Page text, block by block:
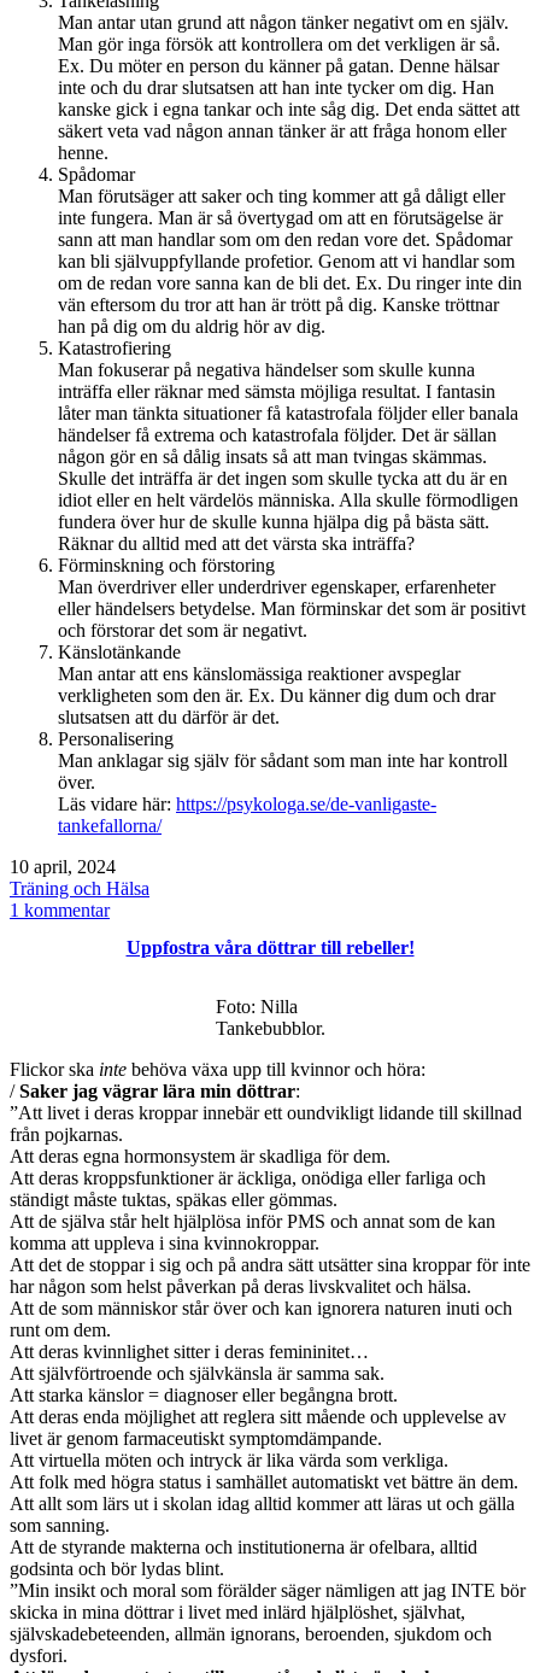
Man antar utan grund att någon tänker negativt om en själv.
Man gör inga försök att kontrollera om det verkligen är så.
Ex. Du möter en person du känner på gatan. Denne hälsar
inte och du drar slutsatsen att han inte tycker om dig. Han
kanske gick i egna tankar och inte såg dig. Det enda sättet att
säkert veta vad någon annan tänker är att fråga honom eller
henne.
Spådomar
Man förutsäger att saker och ting kommer att gå dåligt eller
inte fungera. Man är så övertygad om att en förutsägelse är
sann att man handlar som om den redan vore det. Spådomar
kan bli självuppfyllande profetior. Genom att vi handlar som
om de redan vore sanna kan de bli det. Ex. Du ringer inte din
vän eftersom du tror att han är trött på dig. Kanske tröttnar
han på dig om du aldrig hör av dig.
Katastrofiering
Man fokuserar på negativa händelser som skulle kunna
inträffa eller räknar med sämsta möjliga resultat. I fantasin
låter man tänkta situationer få katastrofala följder eller banala
händelser få extrema och katastrofala följder. Det är sällan
någon gör en så dålig insats så att man tvingas skämmas.
Skulle det inträffa är det ingen som skulle tycka att du är en
idiot eller en helt värdelös människa. Alla skulle förmodligen
fundera över hur de skulle kunna hjälpa dig på bästa sätt.
Räknar du alltid med att det värsta ska inträffa?
Förminskning och förstoring
Man överdriver eller underdriver egenskaper, erfarenheter
eller händelsers betydelse. Man förminskar det som är positivt
och förstorar det som är negativt.
Känslotänkande
Man antar att ens känslomässiga reaktioner avspeglar
verkligheten som den är. Ex. Du känner dig dum och drar
slutsatsen att du därför är det.
Personalisering
Man anklagar sig själv för sådant som man inte har kontroll
över.
Läs vidare här: https://psykologa.se/de-vanligaste-
tankefallorna/
Publicerat
den
10 april, 2024
Kategoriserat
som
Träning och Hälsa
1 kommentartill
Uppfostra våra döttrar till rebeller!
Foto: Nilla
Tankebubblor.
Flickor ska inte behöva växa upp till kvinnor och höra:
/Saker jag vägrar lära min döttrar:
”Att livet i deras kroppar innebär ett oundvikligt lidande till skillnad
från pojkarnas.
Att deras egna hormonsystem är skadliga för dem.
Att deras kroppsfunktioner är äckliga, onödiga eller farliga och
ständigt måste tuktas, späkas eller gömmas.
Att de själva står helt hjälplösa inför PMS och annat som de kan
komma att uppleva i sina kvinnokroppar.
Att det de stoppar i sig och på andra sätt utsätter sina kroppar för inte
har någon som helst påverkan på deras livskvalitet och hälsa.
Att de som människor står över och kan ignorera naturen inuti och
runt om dem.
Att deras kvinnlighet sitter i deras femininitet…
Att självförtroende och självkänsla är samma sak.
Att starka känslor = diagnoser eller begångna brott.
Att deras enda möjlighet att reglera sitt mående och upplevelse av
livet är genom farmaceutiskt symptomdämpande.
Att virtuella möten och intryck är lika värda som verkliga.
Att folk med högra status i samhället automatiskt vet bättre än dem.
Att allt som lärs ut i skolan idag alltid kommer att läras ut och gälla
som sanning.
Att de styrande makterna och institutionerna är ofelbara, alltid
godsinta och bör lydas blint.
”Min insikt och moral som förälder säger nämligen att jag INTE bör
skicka in mina döttrar i livet med inlärd hjälplöshet, självhat,
självskadebeteenden, allmän ignorans, beroenden, sjukdom och
dysfori.